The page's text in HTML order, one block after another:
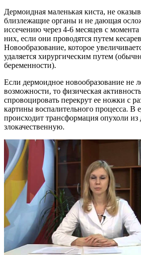
Дермоидная маленькая киста, не
близлежащие органы и не дающая
иссечению через 4-6 месяцев с
них, если они проводятся путем
Новообразование, которое
удаляется хирургическим путем
беременности).
Если дермоидное новообразование не
возможности, то физическая
спровоцировать перекрут ее ножки с
картины воспалительного процесса. В
происходит трансформация опухоли из
злокачественную.